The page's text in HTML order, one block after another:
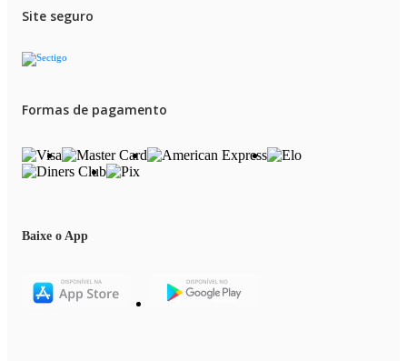
Site seguro
Formas de pagamento
Baixe o App